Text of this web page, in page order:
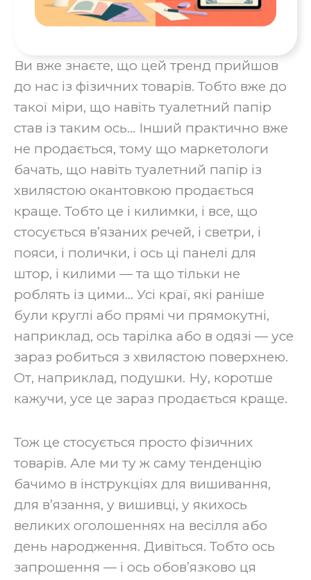
Ви вже знаєте, що цей тренд прийшов
до нас із фізичних товарів. Тобто вже до
такої міри, що навіть туалетний папір
став із таким ось… Інший практично вже
не продається, тому що маркетологи
бачать, що навіть туалетний папір із
хвилястою окантовкою продається
краще. Тобто це і килимки, і все, що
стосується в’язаних речей, і светри, і
пояси, і полички, і ось ці панелі для
штор, і килими — та що тільки не
роблять із цими… Усі краї, які раніше
були круглі або прямі чи прямокутні,
наприклад, ось тарілка або в одязі — усе
зараз робиться з хвилястою поверхнею.
От, наприклад, подушки. Ну, коротше
кажучи, усе це зараз продається краще.
‍Тож це стосується просто фізичних
товарів. Але ми ту ж саму тенденцію
бачимо в інструкціях для вишивання,
для в’язання, у вишивці, у якихось
великих оголошеннях на весілля або
день народження. Дивіться. Тобто ось
запрошення — і ось обов’язково ця